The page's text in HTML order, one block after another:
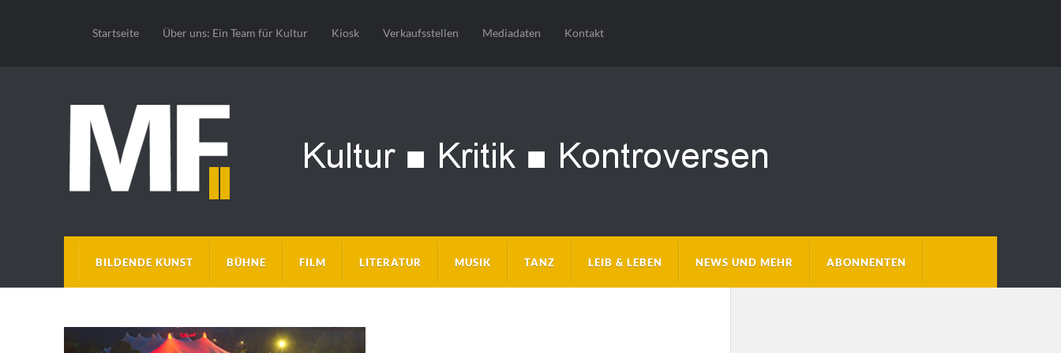
Startseite Über uns: Ein Team für Kultur Kiosk Verkaufsstellen Mediadaten Kontakt
BILDENDE KUNST BÜHNE FILM LITERATUR MUSIK TANZ LEIB & LEBEN NEWS UND MEHR ABONNENTEN